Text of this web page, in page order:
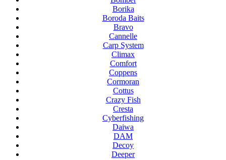
Borika
Boroda Baits
Bravo
Cannelle
Carp System
Climax
Comfort
Coppens
Cormoran
Cottus
Crazy Fish
Cresta
Cyberfishing
Daiwa
DAM
Decoy
Deeper